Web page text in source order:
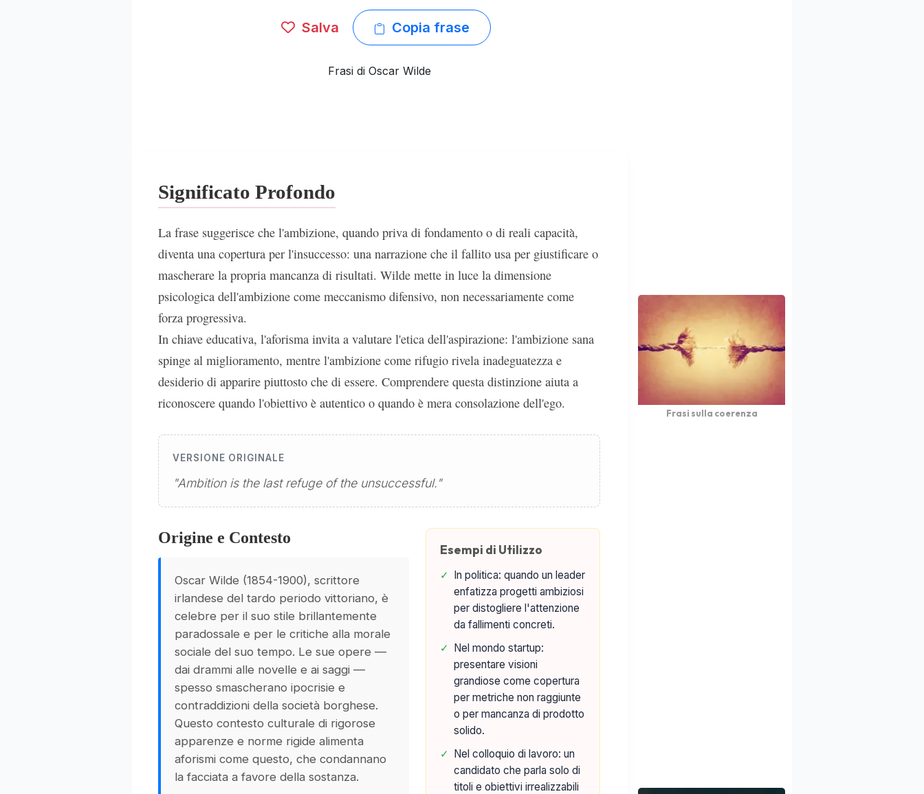
Salva Copia frase
Frasi di Oscar Wilde
Significato Profondo
La frase suggerisce che l'ambizione, quando priva di fondamento o di reali capacità,
diventa una copertura per l'insuccesso: una narrazione che il fallito usa per giustificare o
mascherare la propria mancanza di risultati. Wilde mette in luce la dimensione
psicologica dell'ambizione come meccanismo difensivo, non necessariamente come
forza progressiva.
In chiave educativa, l'aforisma invita a valutare l'etica dell'aspirazione: l'ambizione sana
spinge al miglioramento, mentre l'ambizione come rifugio rivela inadeguatezza e
desiderio di apparire piuttosto che di essere. Comprendere questa distinzione aiuta a
riconoscere quando l'obiettivo è autentico o quando è mera consolazione dell'ego.
VERSIONE ORIGINALE
"Ambition is the last refuge of the unsuccessful."
Origine e Contesto
Oscar Wilde (1854-1900), scrittore
irlandese del tardo periodo vittoriano, è
celebre per il suo stile brillantemente
paradossale e per le critiche alla morale
sociale del suo tempo. Le sue opere —
dai drammi alle novelle e ai saggi —
spesso smascherano ipocrisie e
contraddizioni della società borghese.
Questo contesto culturale di rigorose
apparenze e norme rigide alimenta
aforismi come questo, che condannano
la facciata a favore della sostanza.
Esempi di Utilizzo
✓ In politica: quando un leader
enfatizza progetti ambiziosi
per distogliere l'attenzione
da fallimenti concreti.
✓ Nel mondo startup:
presentare visioni
grandiose come copertura
per metriche non raggiunte
o per mancanza di prodotto
solido.
✓ Nel colloquio di lavoro: un
candidato che parla solo di
titoli e obiettivi irrealizzabili
Frasi sulla coerenza